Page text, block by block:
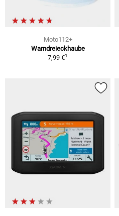
Moto112+
Warndreieckhaube
7,99 €1